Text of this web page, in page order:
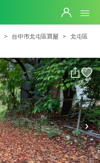
北屯區橫坑巷林+建地
台中市北屯區買屋
北屯區